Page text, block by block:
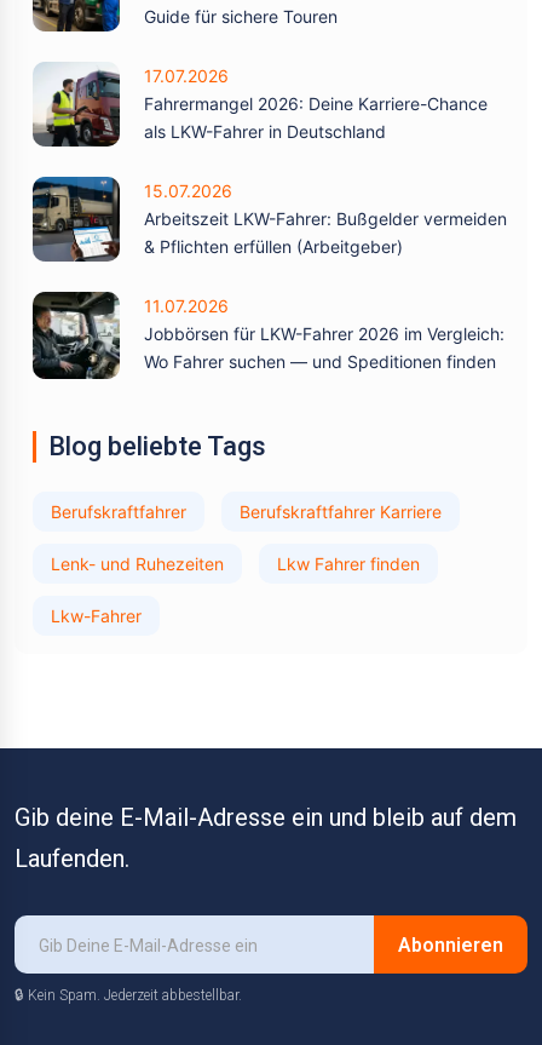
Guide für sichere Touren
17.07.2026
Fahrermangel 2026: Deine Karriere-Chance
als LKW-Fahrer in Deutschland
15.07.2026
Arbeitszeit LKW-Fahrer: Bußgelder vermeiden
& Pflichten erfüllen (Arbeitgeber)
11.07.2026
Jobbörsen für LKW-Fahrer 2026 im Vergleich:
Wo Fahrer suchen — und Speditionen finden
Blog beliebte Tags
Berufskraftfahrer Berufskraftfahrer Karriere
Lenk- und Ruhezeiten Lkw Fahrer finden
Lkw-Fahrer
Gib deine E-Mail-Adresse ein und bleib auf dem
Laufenden.
Abonnieren
🔒 Kein Spam. Jederzeit abbestellbar.